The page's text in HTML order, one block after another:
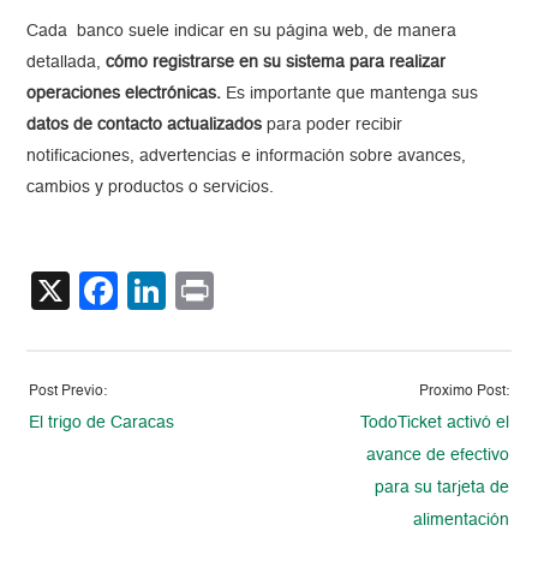
Cada banco suele indicar en su página web, de manera
detallada,cómo registrarse en su sistema para realizar
operaciones electrónicas. Es importante que mantenga sus
datos de contacto actualizados para poder recibir
notificaciones, advertencias e información sobre avances,
cambios y productos o servicios.
X Facebook
LinkedIn
Post Previo:
El trigo de Caracas
Proximo Post:
TodoTicket activó el
avance de efectivo
para su tarjeta de
alimentación​​